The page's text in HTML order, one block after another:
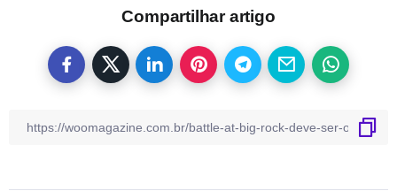
Compartilhar artigo